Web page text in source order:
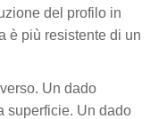
del profilo in
è più resistente di un
Un dado
superficie. Un dado